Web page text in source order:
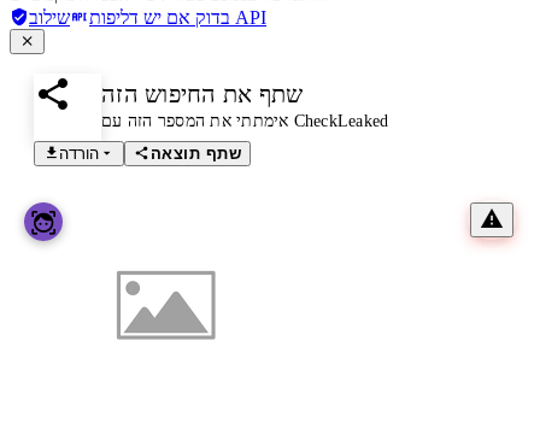
בדוק אם יש דליפות שילוב API
שתף את החיפוש הזה
אימתתי את המספר הזה עם CheckLeaked
הורדה
שתף תוצאה